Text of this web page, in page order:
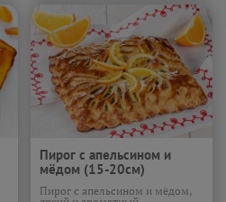
Пирог с апельсином и
мёдом (15-20см)
Пирог с апельсином и мёдом,